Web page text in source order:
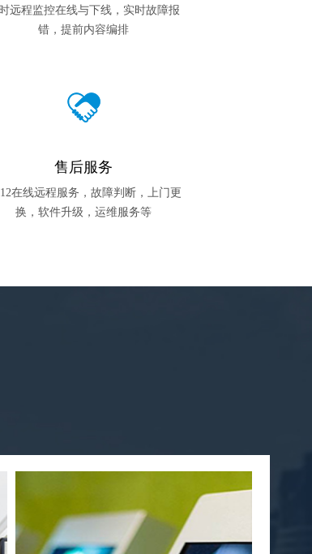
远程监控在线与下线，实时故障报
错，提前内容编排
售后服务
在线远程服务，故障判断，上门更
换，软件升级，运维服务等